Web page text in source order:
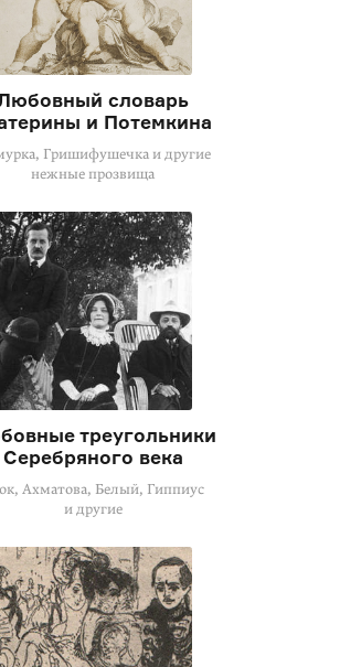
словарь
и Потемкина
Гришифушечка и другие
нежные прозвища
треугольники
Серебряного века
Ахматова, Белый, Гиппиус
и другие